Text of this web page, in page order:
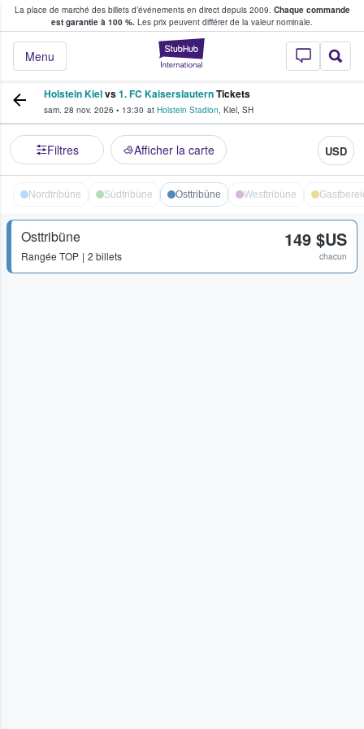
La place de marché des billets d’événements en direct depuis 2009. Chaque commande
est garantie à 100 %. Les prix peuvent différer de la valeur nominale.
StubHub - Où
Menu
fans achètent et vendent des billets
Holstein Kielvs1. FC KaiserslauternTickets
sam. 28 nov. 2026 • 13:30 at Holstein Stadion, Kiel, SH
Filtres Afficher la carte USD
Nordtribüne Südtribüne Osttribüne Westtribüne
Osttribüne
Rangée TOP 2 billets
149 $US
chacun